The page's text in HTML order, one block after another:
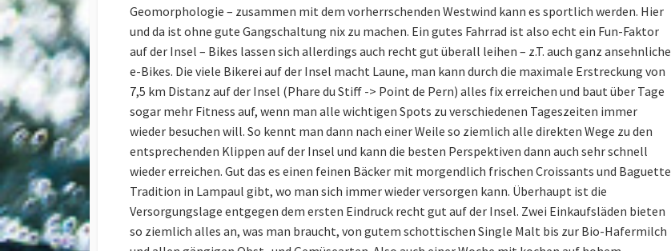
Geomorphologie – zusammen mit dem vorherrschenden Westwind kann es sportlich werden. Hier
und da ist ohne gute Gangschaltung nix zu machen. Ein gutes Fahrrad ist also echt ein Fun-Faktor
auf der Insel – Bikes lassen sich allerdings auch recht gut überall leihen – z.T. auch ganz ansehnliche
e-Bikes. Die viele Bikerei auf der Insel macht Laune, man kann durch die maximale Erstreckung von
7,5 km Distanz auf der Insel (Phare du Stiff -> Point de Pern) alles fix erreichen und baut über Tage
sogar mehr Fitness auf, wenn man alle wichtigen Spots zu verschiedenen Tageszeiten immer
wieder besuchen will. So kennt man dann nach einer Weile so ziemlich alle direkten Wege zu den
entsprechenden Klippen auf der Insel und kann die besten Perspektiven dann auch sehr schnell
wieder erreichen. Gut das es einen feinen Bäcker mit morgendlich frischen Croissants und Baguette
Tradition in Lampaul gibt, wo man sich immer wieder versorgen kann. Überhaupt ist die
Versorgungslage entgegen dem ersten Eindruck recht gut auf der Insel. Zwei Einkaufsläden bieten
so ziemlich alles an, was man braucht, von gutem schottischen Single Malt bis zur Bio-Hafermilch